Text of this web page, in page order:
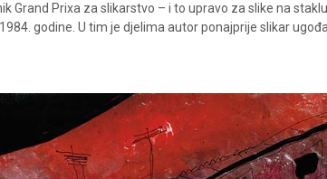
Grand Prixa za slikarstvo – i to upravo za slike na
godine. U tim je djelima autor ponajprije slikar